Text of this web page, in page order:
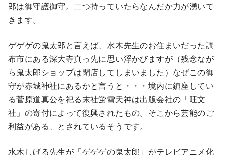
郎は御守護御守。二つ持っていたらなんだか力が湧いて
きます。
ゲゲゲの鬼太郎と言えば、水木先生のお住まいだった調
布市にある深大寺真っ先に思い浮かびますが（残念なが
ら鬼太郎ショップは閉店してしまいました）なぜこの御
守が赤城神社にあるかと言うと・・・境内に鎮座してい
る菅原道真公を祀る末社蛍雪天神は出版会社の「旺文
社」の寄付によって復興されたもの。そこから芸能のご
利益がある、とされているそうです。
水木しげる先生が「ゲゲゲの鬼太郎」がテレビアニメ化